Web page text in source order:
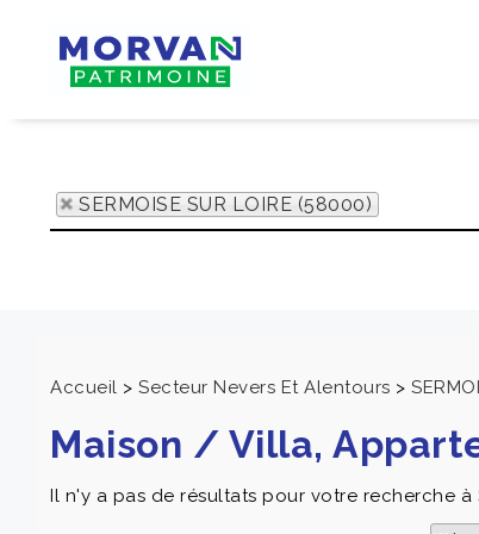
SERMOISE SUR LOIRE (58000)
Accueil > Secteur Nevers Et Alentours >
Maison / Villa,
Il n'y a pas de résultats pour votre recherche à